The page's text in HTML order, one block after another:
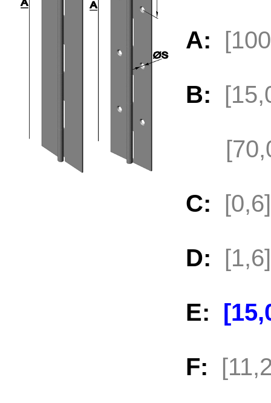
A:
B:
C:
D:
E:
F: